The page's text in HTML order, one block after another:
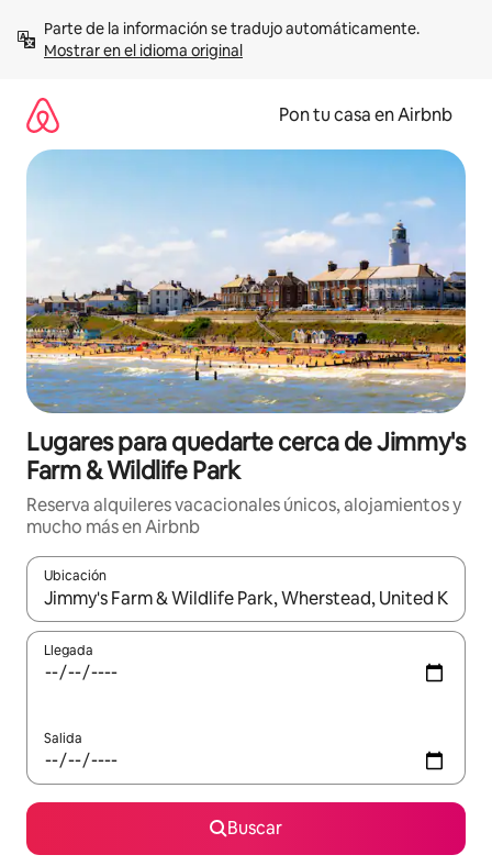
contenidoMostrar en el idioma original
Pon tu casa en Airbnb
Lugares para quedarte cerca de Jimmy's
Farm & Wildlife Park
Reserva alquileres vacacionales únicos, alojamientos y
mucho más en Airbnb
Ubicación
Cuando los resultados estén disponibles, navega con las
Llegada
Salida
Buscar